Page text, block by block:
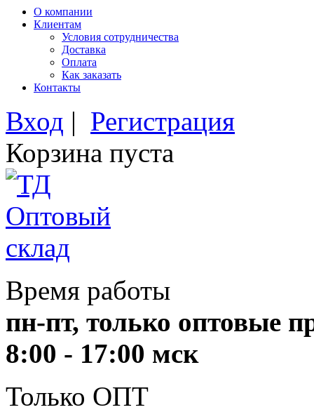
О компании
Клиентам
Условия сотрудничества
Доставка
Оплата
Как заказать
Контакты
Вход | Регистрация
Корзина пуста
Время работы
пн-пт, только оптовые
8:00 - 17:00 мск
Только ОПТ